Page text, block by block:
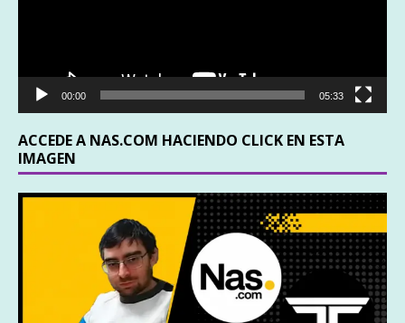
00:00 05:33
ACCEDE A NAS.COM HACIENDO CLICK EN ESTA
IMAGEN